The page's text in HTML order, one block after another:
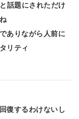
話題にされただけ
ありながら人前に
リティ
復するわけないし